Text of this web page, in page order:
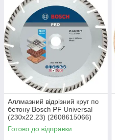
Аллмазний відрізний круг по
бетону Bosch PF Universal
(230х22.23) (2608615066)
Готово до відправки